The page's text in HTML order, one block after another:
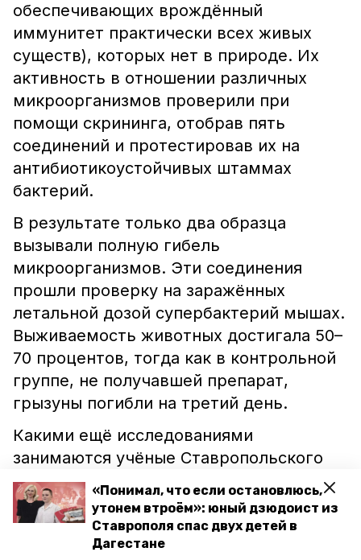
«Понимал, что если остановлюсь,
утонем втроём»: юный дзюдоист из
Ставрополя спас двух детей в
Дагестане
обеспечивающих врождённый
иммунитет практически всех живых
существ), которых нет в природе. Их
активность в отношении различных
микроорганизмов проверили при
помощи скрининга, отобрав пять
соединений и протестировав их на
антибиотикоустойчивых штаммах
бактерий.
В результате только два образца
вызывали полную гибель
микроорганизмов. Эти соединения
прошли проверку на заражённых
летальной дозой супербактерий мышах.
Выживаемость животных достигала 50–
70 процентов, тогда как в контрольной
группе, не получавшей препарат,
грызуны погибли на третий день.
Какими ещё исследованиями
занимаются учёные Ставропольского
края, читайте в
«Победы26».
ставропольский край